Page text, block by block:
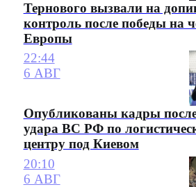
Тернового вызвали на
контроль после победы на
Европы
22:44
6 АВГ
Опубликованы кадры
удара ВС РФ по
центру под Киевом
20:10
6 АВГ